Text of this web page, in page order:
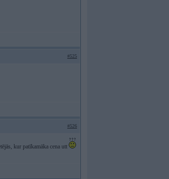
#525
#526
kur patīkamāka cena utt